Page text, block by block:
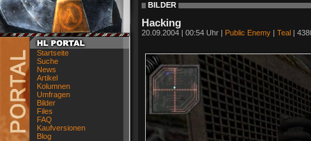
Startseite
Suche
News
Artikel
Kolumnen
Umfragen
Bilder
Files
FAQ
Kaufversionen
Blog
BILDER
Hacking
20.09.2004 | 00:54 Uhr | Public Enemy | Teal |